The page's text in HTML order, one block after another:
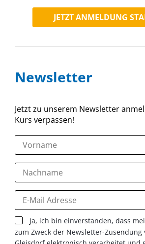
Newsletter
Jetzt zu unserem Newsletter
Kurs verpassen!
Ja, ich bin einverstanden, dass
zum Zweck der Newsletter-Zusendung
JETZT ANMELDUNG